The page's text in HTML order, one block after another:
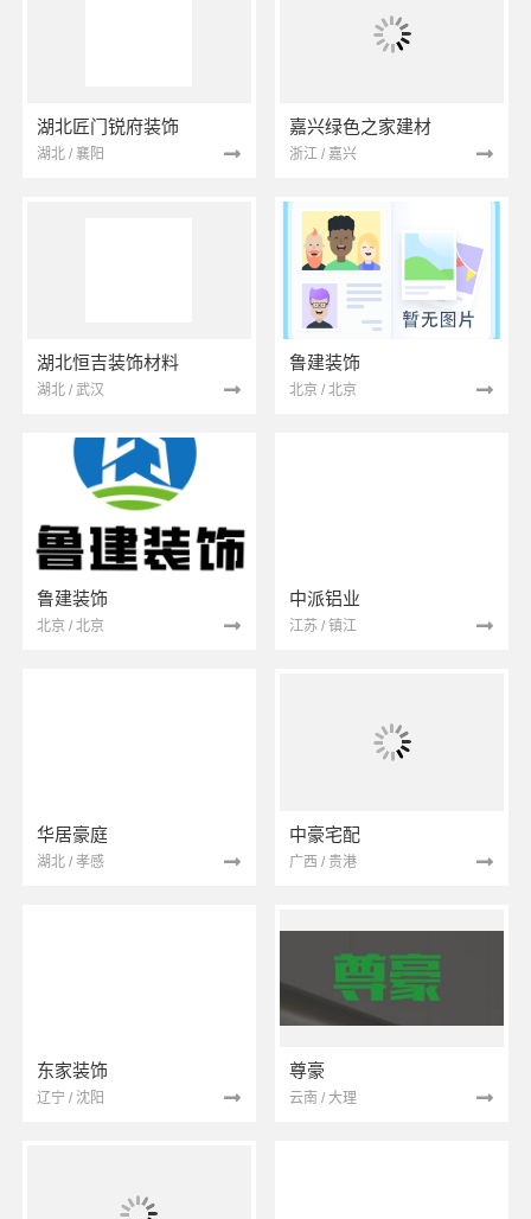
湖北匠门锐府装饰
湖北 / 襄阳
嘉兴绿色之家建材
浙江 / 嘉兴
湖北恒吉装饰材料
湖北 / 武汉
鲁建装饰
北京 / 北京
鲁建装饰
北京 / 北京
中派铝业
江苏 / 镇江
华居豪庭
湖北 / 孝感
中豪宅配
广西 / 贵港
东家装饰
辽宁 / 沈阳
尊豪
云南 / 大理